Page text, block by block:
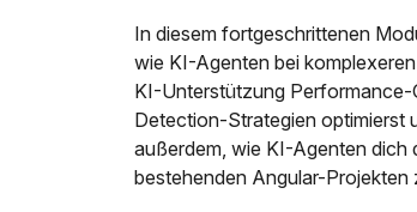
In diesem fortgeschrittenen
wie KI-Agenten bei
KI-Unterstützung Performance-
Detection-Strategien optimierst
außerdem, wie KI-Agenten dich
bestehenden Angular-Projekten